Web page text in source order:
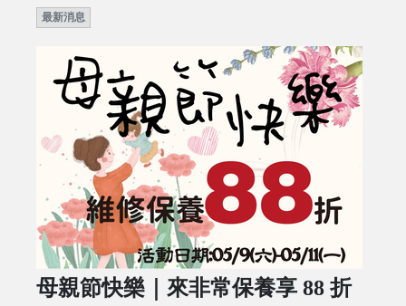
最新消息
母親節快樂｜來非常保養享 88 折